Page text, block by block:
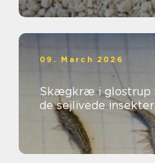
09. March 2026
Skægkræ i glostrup sådan får du styr på
de sejlivede insekter